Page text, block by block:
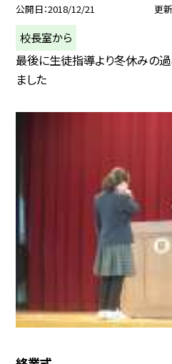
公開日 2018/12/21 更
校長室から
最後に生徒指導より冬休みの
ました